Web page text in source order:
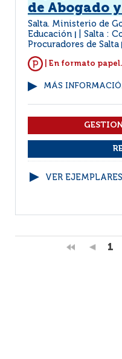
de Abogado
Salta. Ministerio de
Educación
Salta :
Procuradores de Salta
| En formato papel.
MÁS
VER EJEMPLARES
1